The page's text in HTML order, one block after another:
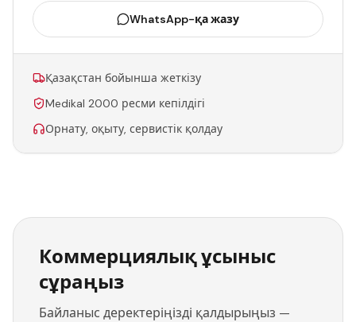
WhatsApp-қа жазу
Қазақстан бойынша жеткізу
Medikal 2000 ресми кепілдігі
Орнату, оқыту, сервистік қолдау
Коммерциялық ұсыныс
сұраңыз
Байланыс деректеріңізді қалдырыңыз —